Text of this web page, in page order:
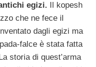
egizi. Il kopesh
che ne fece il
dagli egizi ma
falce è stata fatta
storia di quest’arma